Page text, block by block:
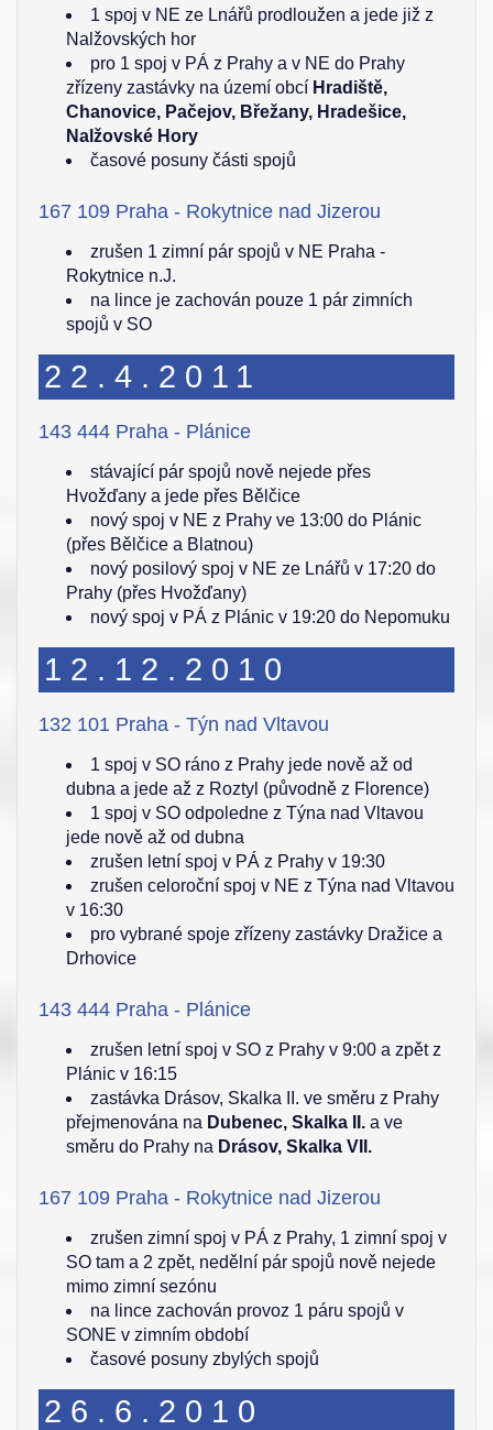
1 spoj v NE ze Lnářů prodloužen a jede již z
Nalžovských hor
pro 1 spoj v PÁ z Prahy a v NE do Prahy
zřízeny zastávky na území obcí Hradiště,
Chanovice, Pačejov, Břežany, Hradešice,
Nalžovské Hory
časové posuny části spojů
167 109 Praha - Rokytnice nad Jizerou
zrušen 1 zimní pár spojů v NE Praha -
Rokytnice n.J.
na lince je zachován pouze 1 pár zimních
spojů v SO
22.4.2011
143 444 Praha - Plánice
stávající pár spojů nově nejede přes
Hvožďany a jede přes Bělčice
nový spoj v NE z Prahy ve 13:00 do Plánic
(přes Bělčice a Blatnou)
nový posilový spoj v NE ze Lnářů v 17:20 do
Prahy (přes Hvožďany)
nový spoj v PÁ z Plánic v 19:20 do Nepomuku
12.12.2010
132 101 Praha - Týn nad Vltavou
1 spoj v SO ráno z Prahy jede nově až od
dubna a jede až z Roztyl (původně z Florence)
1 spoj v SO odpoledne z Týna nad Vltavou
jede nově až od dubna
zrušen letní spoj v PÁ z Prahy v 19:30
zrušen celoroční spoj v NE z Týna nad Vltavou
v 16:30
pro vybrané spoje zřízeny zastávky Dražice a
Drhovice
143 444 Praha - Plánice
zrušen letní spoj v SO z Prahy v 9:00 a zpět z
Plánic v 16:15
zastávka Drásov, Skalka II. ve směru z Prahy
přejmenována na Dubenec, Skalka II. a ve
směru do Prahy na Drásov, Skalka VII.
167 109 Praha - Rokytnice nad Jizerou
zrušen zimní spoj v PÁ z Prahy, 1 zimní spoj v
SO tam a 2 zpět, nedělní pár spojů nově nejede
mimo zimní sezónu
na lince zachován provoz 1 páru spojů v
SONE v zimním období
časové posuny zbylých spojů
26.6.2010